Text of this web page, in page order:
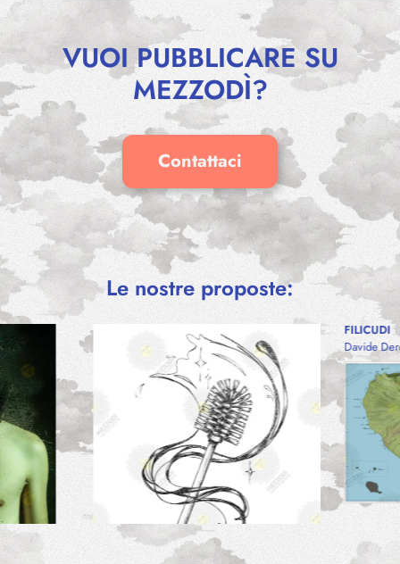
VUOI PUBBLICARE SU
MEZZODÌ?
Contattaci
Le nostre proposte:
SPLENDIDO SPLENDENTE
Neve Sarò
10,00 – 40,00€
NUOVA
FILICUDI
Davide